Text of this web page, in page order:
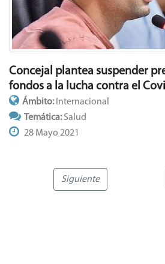
Concejal plantea suspender
fondos a la lucha contra el
Ámbito:Internacional
Temática:Salud
28 Mayo 2021
Siguiente